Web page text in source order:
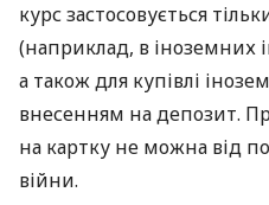
курс застосовується
(наприклад, в іноземних
а також для купівлі
внесенням на депозит.
на картку не можна від
війни.